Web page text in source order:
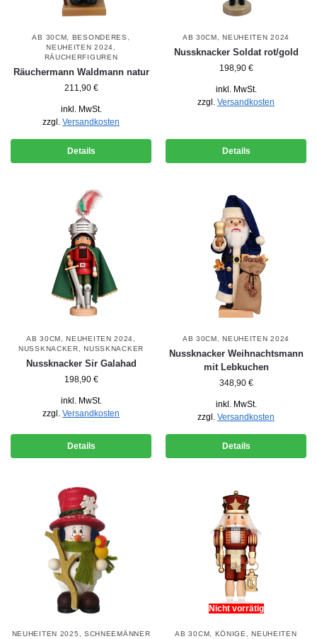
AB 30CM, BESONDERES ,
NEUHEITEN 2024,
RÄUCHERFIGUREN
Räuchermann Waldmann natur
211,90 €
inkl. MwSt.
zzgl. Versandkosten
Details
AB 30CM,NEUHEITEN 2024
Nussknacker Soldat rot/gold
198,90 €
inkl. MwSt.
zzgl. Versandkosten
Details
AB 30CM,NEUHEITEN 2024,
NUSSKNACKER,NUSSKNACKER
Nussknacker Sir Galahad
198,90 €
inkl. MwSt.
zzgl. Versandkosten
Details
AB 30CM,NEUHEITEN 2024
Nussknacker Weihnachtsmann
mit Lebkuchen
348,90 €
inkl. MwSt.
zzgl. Versandkosten
Details
NEUHEITEN 2025 , SCHNEEMÄNNER
Nicht vorrätig
AB 30CM, KÖNIGE,NEUHEITEN